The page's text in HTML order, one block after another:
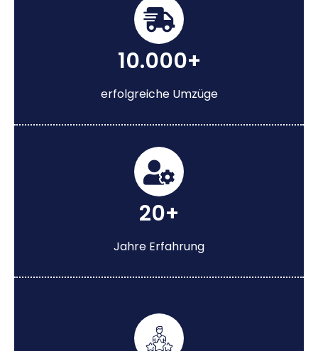
10.000+
erfolgreiche Umzüge
20+
Jahre Erfahrung